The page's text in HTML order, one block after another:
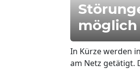
möglich
In Kürze werden
am Netz getätigt.